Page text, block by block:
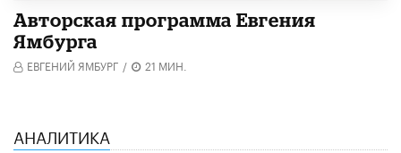
Авторская программа Евгения
Ямбурга
ЕВГЕНИЙ ЯМБУРГ / 21 МИН.
АНАЛИТИКА